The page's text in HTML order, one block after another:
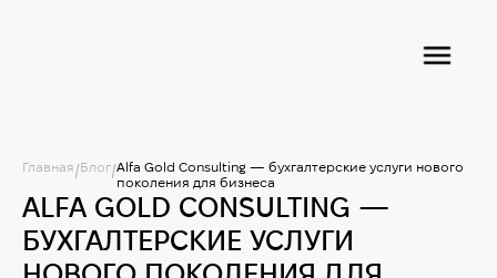
Главная/Блог/Alfa Gold Consulting — бухгалтерские услуги нового
поколения для бизнеса
ALFA GOLD CONSULTING —
БУХГАЛТЕРСКИЕ УСЛУГИ